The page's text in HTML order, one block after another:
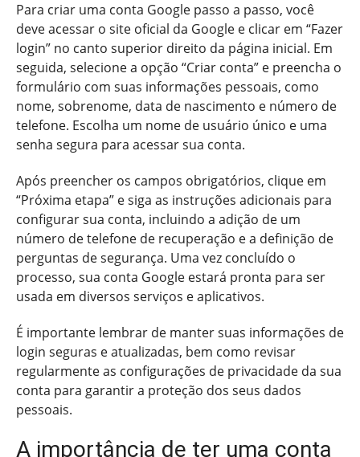
Para criar uma conta Google passo a passo, você
deve acessar o site oficial da Google e clicar em “Fazer
login” no canto superior direito da página inicial. Em
seguida, selecione a opção “Criar conta” e preencha o
formulário com suas informações pessoais, como
nome, sobrenome, data de nascimento e número de
telefone. Escolha um nome de usuário único e uma
senha segura para acessar sua conta.
Após preencher os campos obrigatórios, clique em
“Próxima etapa” e siga as instruções adicionais para
configurar sua conta, incluindo a adição de um
número de telefone de recuperação e a definição de
perguntas de segurança. Uma vez concluído o
processo, sua conta Google estará pronta para ser
usada em diversos serviços e aplicativos.
É importante lembrar de manter suas informações de
login seguras e atualizadas, bem como revisar
regularmente as configurações de privacidade da sua
conta para garantir a proteção dos seus dados
pessoais.
A importância de ter uma conta